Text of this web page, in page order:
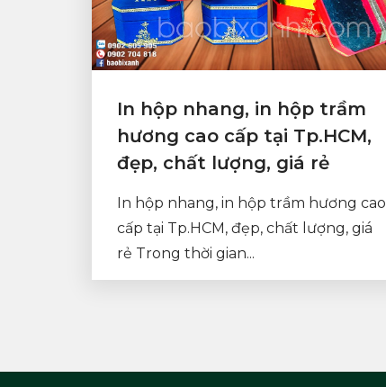
In hộp nhang, in hộp trầm
hương cao cấp tại Tp.HCM,
đẹp, chất lượng, giá rẻ
In hộp nhang, in hộp trầm hương cao
cấp tại Tp.HCM, đẹp, chất lượng, giá
rẻ Trong thời gian...